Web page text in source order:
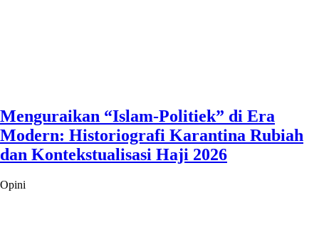
Menguraikan “Islam-Politiek” di Era
Modern: Historiografi Karantina Rubiah
dan Kontekstualisasi Haji 2026
Opini